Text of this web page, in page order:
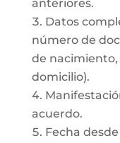
anteriores.
Datos
número de
de
domicilio).
acuerdo.
Fecha